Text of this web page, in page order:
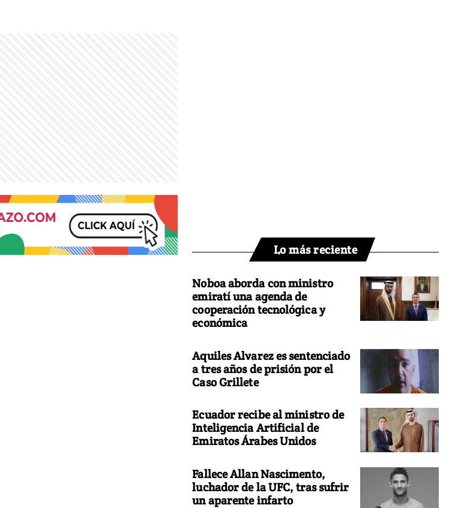
Lo más reciente
Noboa aborda con ministro
emiratí una agenda de
cooperación tecnológica y
económica
Aquiles Alvarez es sentenciado
a tres años de prisión por el
Caso Grillete
Ecuador recibe al ministro de
Inteligencia Artificial de
Emiratos Árabes Unidos
Fallece Allan Nascimento,
luchador de la UFC, tras sufrir
un aparente infarto